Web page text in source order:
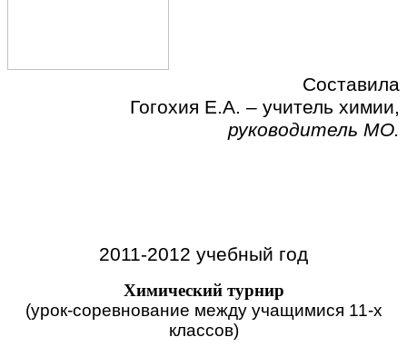
Составила
Гогохия Е.А. – учитель химии,
руководитель МО.
2011-2012 учебный год
Химический турнир
(урок-соревнование между учащимися 11-х
классов)